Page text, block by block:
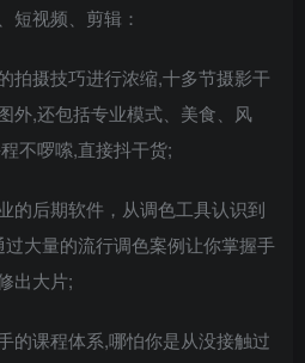
短视频、剪辑：
拍摄技巧进行浓缩,十多节摄影干
外,还包括专业模式、美食、风
不啰嗦,直接抖干货;
的后期软件，从调色工具认识到
大量的流行调色案例让你掌握手
出大片;
的课程体系,哪怕你是从没接触过